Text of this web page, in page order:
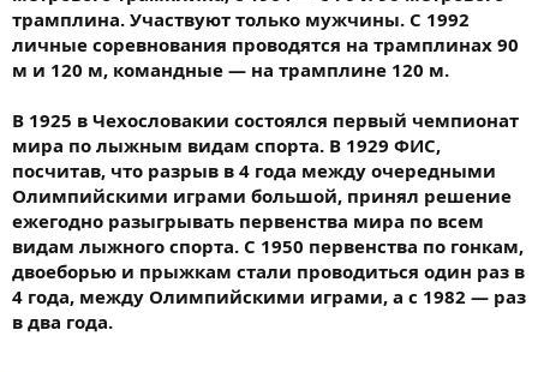
трамплина. Участвуют только мужчины. С 1992
личные соревнования проводятся на трамплинах 90
м и 120 м, командные — на трамплине 120 м.
В 1925 в Чехословакии состоялся первый чемпионат
мира по лыжным видам спорта. В 1929 ФИС,
посчитав, что разрыв в 4 года между очередными
Олимпийскими играми большой, принял решение
ежегодно разыгрывать первенства мира по всем
видам лыжного спорта. С 1950 первенства по гонкам,
двоеборью и прыжкам стали проводиться один раз в
4 года, между Олимпийскими играми, а с 1982 — раз
в два года.